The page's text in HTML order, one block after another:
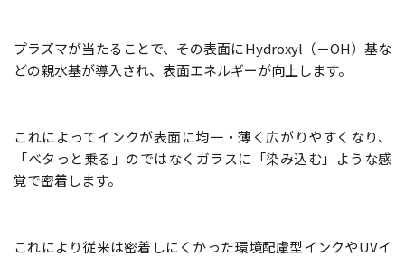
プラズマが当たることで、その表面にHydroxyl（－OH）基な
どの親水基が導入され、表面エネルギーが向上します。
これによってインクが表面に均一・薄く広がりやすくなり、
「ベタっと乗る」のではなくガラスに「染み込む」ような感
覚で密着します。
これにより従来は密着しにくかった環境配慮型インクやUVイ